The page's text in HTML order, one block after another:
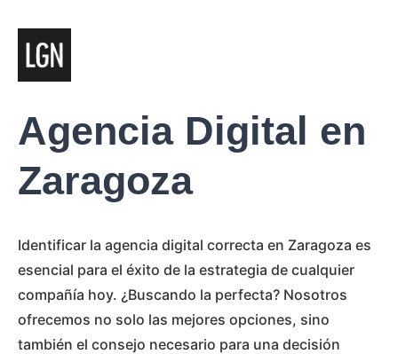
Agencia Digital en
Zaragoza
Identificar la agencia digital correcta en Zaragoza es
esencial para el éxito de la estrategia de cualquier
compañía hoy. ¿Buscando la perfecta? Nosotros
ofrecemos no solo las mejores opciones, sino
también el consejo necesario para una decisión